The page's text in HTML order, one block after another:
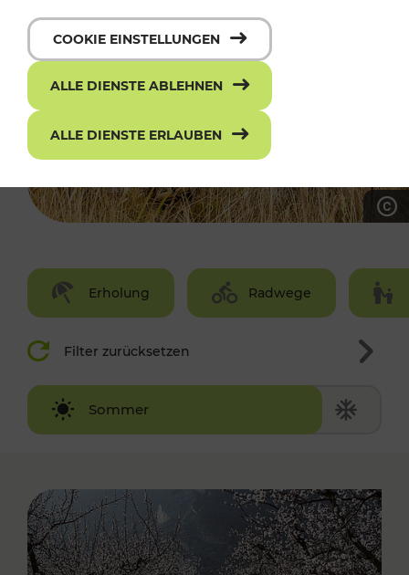
Erholung Radwege
Filter zurücksetzen
Sommer
Winter
COOKIE EINSTELLUNGEN
ALLE DIENSTE ABLEHNEN
ALLE DIENSTE ERLAUBEN